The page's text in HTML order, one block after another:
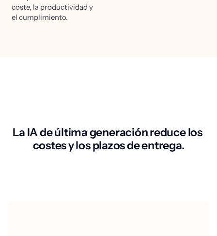
coste, la productividad y
el cumplimiento.
La IA de última generación reduce los
costes y los plazos de entrega.